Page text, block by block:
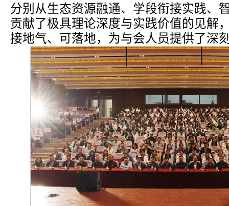
分别从生态资源融通、学段衔接实践、
贡献了极具理论深度与实践价值的见解
接地气、可落地，为与会人员提供了深